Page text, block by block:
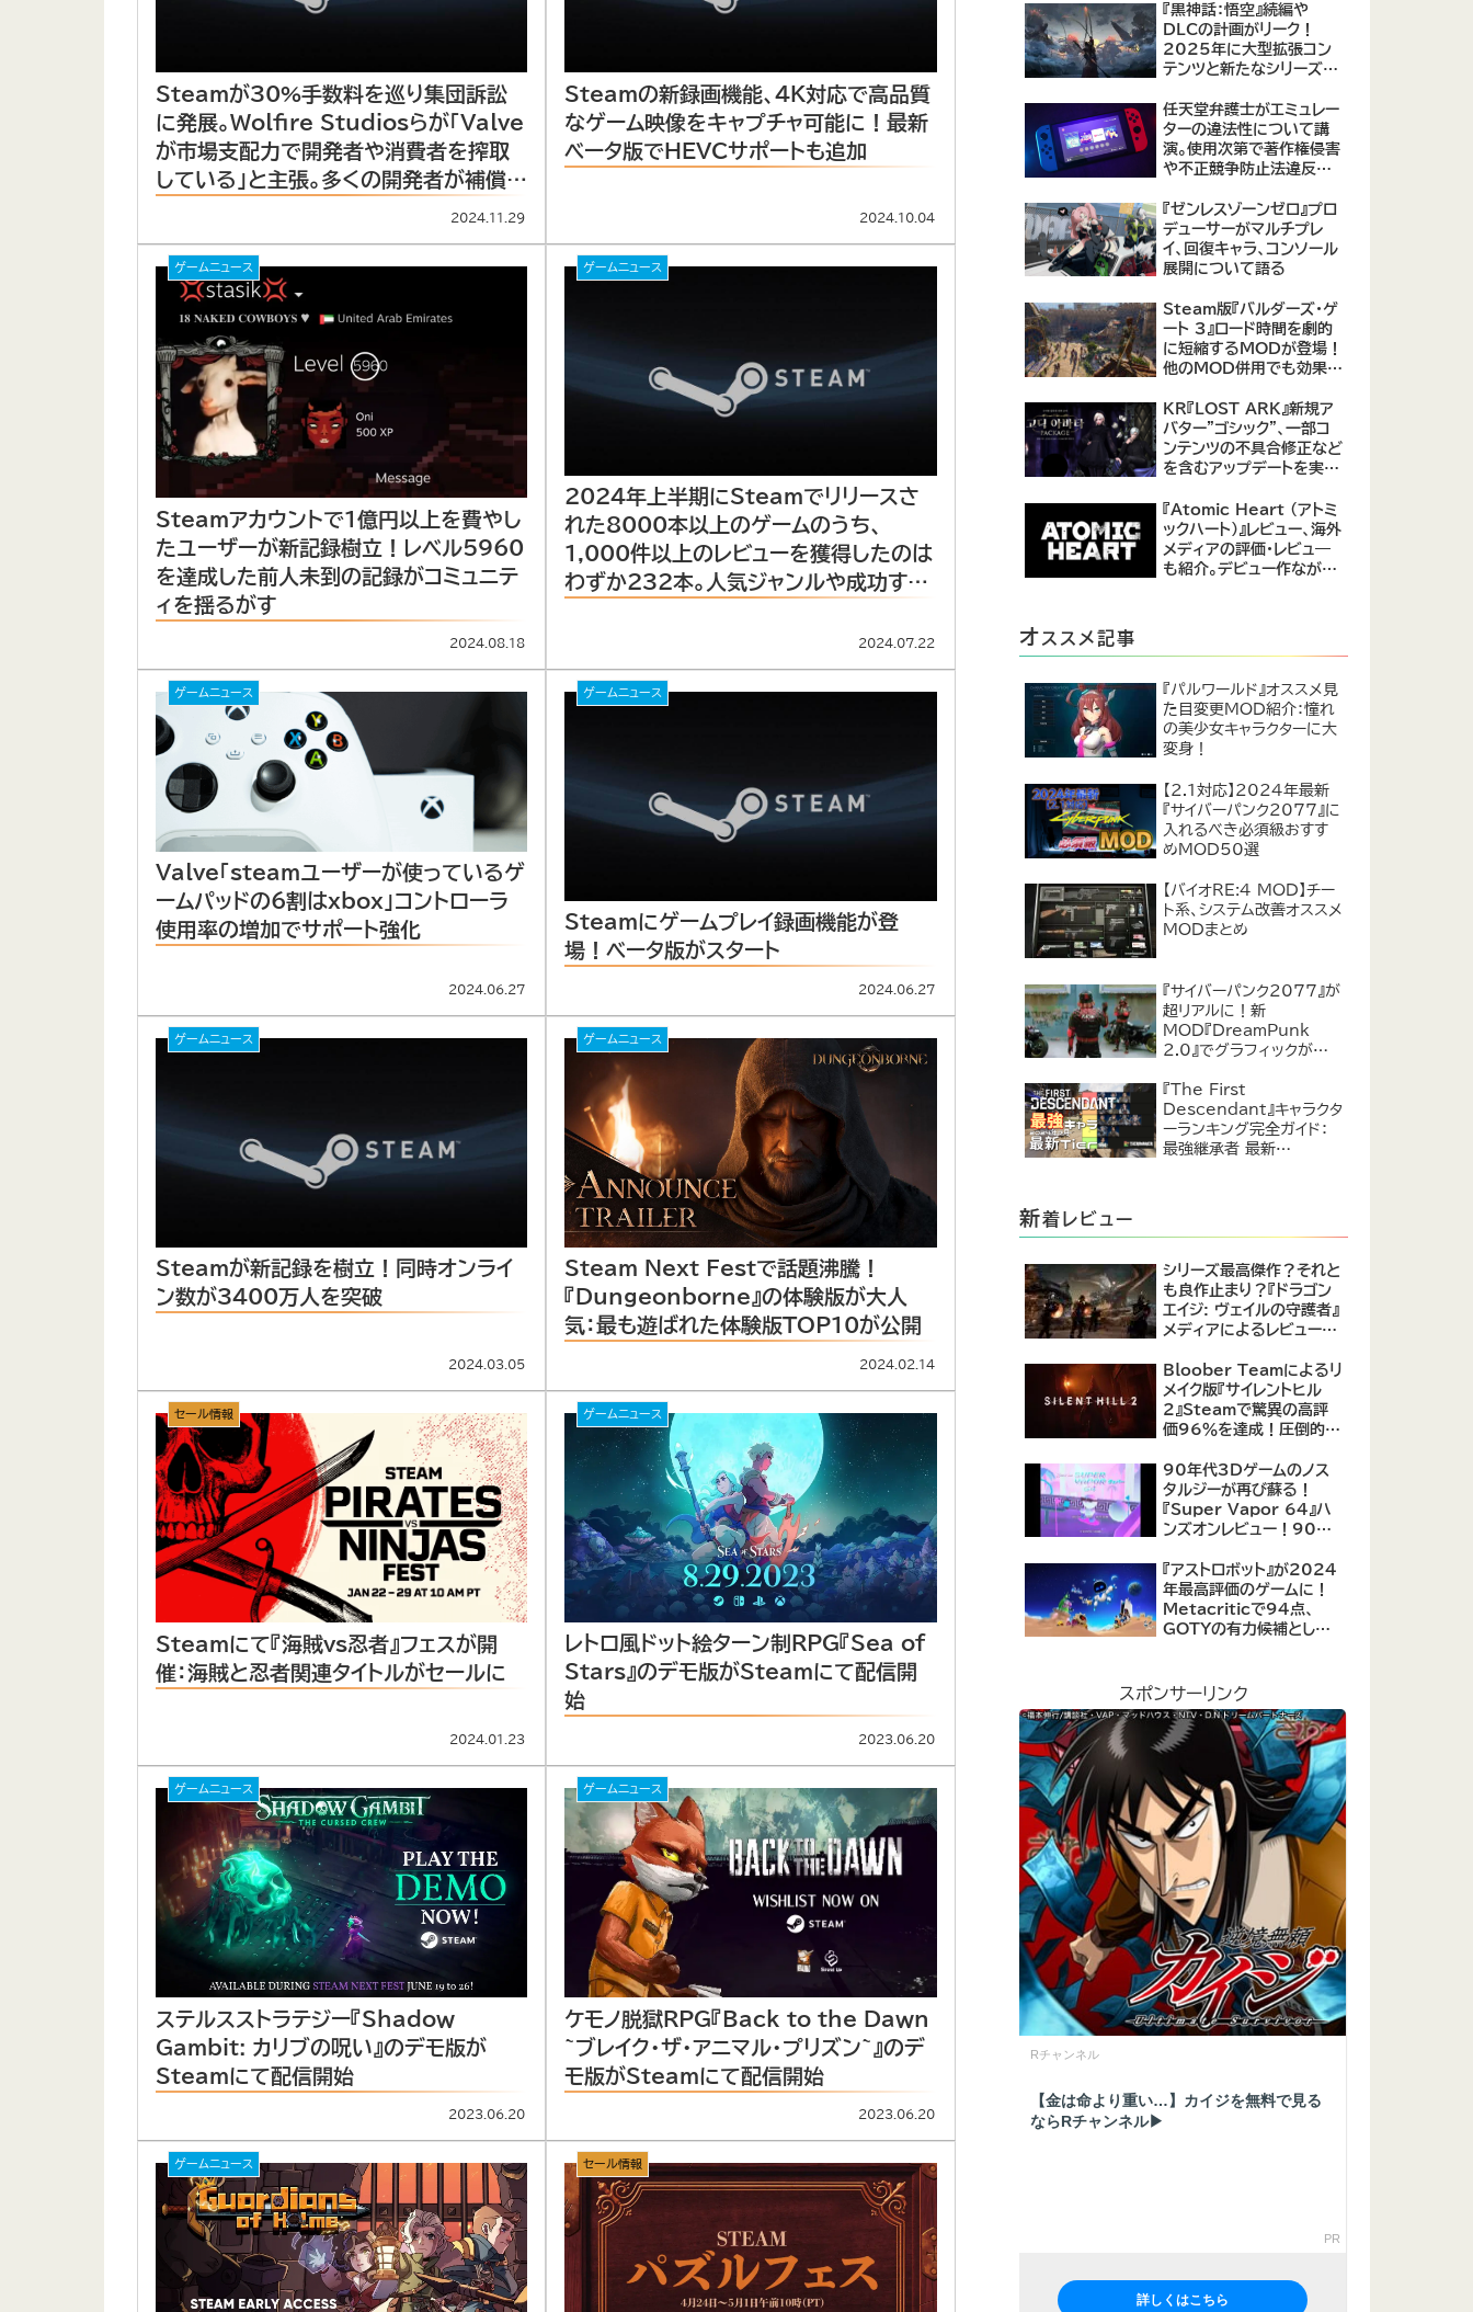
Steamが30%手数料を巡り集団訴訟
に発展。Wolfire Studiosらが「Valve
が市場支配力で開発者や消費者を搾取
している」と主張。多くの開発者が補償を
2024.11.29
Steamの新録画機能、4K対応で高品質
なゲーム映像をキャプチャ可能に！最新
ベータ版でHEVCサポートも追加
2024.10.04
ゲームニュース
Steamアカウントで1億円以上を費やし
たユーザーが新記録樹立！レベル5960
を達成した前人未到の記録がコミュニテ
ィを揺るがす
2024.08.18
ゲームニュース
2024年上半期にSteamでリリースさ
れた8000本以上のゲームのうち、
1,000件以上のレビューを獲得したのは
わずか232本。人気ジャンルや成功する
2024.07.22
ゲームニュース
Valve「steamユーザーが使っているゲ
ームパッドの6割はxbox」コントローラ
使用率の増加でサポート強化
2024.06.27
ゲームニュース
Steamにゲームプレイ録画機能が登
場！ベータ版がスタート
2024.06.27
ゲームニュース
Steamが新記録を樹立！同時オンライ
ン数が3400万人を突破
2024.03.05
ゲームニュース
Steam Next Festで話題沸騰！
『Dungeonborne』の体験版が大人
気：最も遊ばれた体験版TOP10が公開
2024.02.14
セール情報
Steamにて『海賊vs忍者』フェスが開
催：海賊と忍者関連タイトルがセールに
2024.01.23
ゲームニュース
レトロ風ドット絵ターン制RPG『Sea of
Stars』のデモ版がSteamにて配信開
始
2023.06.20
ゲームニュース
ステルスストラテジー『Shadow
Gambit: カリブの呪い』のデモ版が
Steamにて配信開始
2023.06.20
ゲームニュース
ケモノ脱獄RPG『Back to the Dawn
~ブレイク･ザ･アニマル･プリズン~』のデ
モ版がSteamにて配信開始
2023.06.20
ゲームニュース セール情報
表！
『黒神話：悟空』続編や
DLCの計画がリーク！
2025年に大型拡張コン
テンツと新たなシリーズ作
【09/17更新】
任天堂弁護士がエミュレー
ターの違法性について講
演。使用次第で著作権侵害
や不正競争防止法違反に
『ゼンレスゾーンゼロ』プロ
デューサーがマルチプレ
イ、回復キャラ、コンソール
展開について語る
Steam版『バルダーズ・ゲ
ート 3』ロード時間を劇的
に短縮するMODが登場！
他のMOD併用でも効果を
価
KR『LOST ARK』新規ア
バター"ゴシック"、一部コ
ンテンツの不具合修正など
を含むアップデートを実
『Atomic Heart (アトミ
ックハート)』レビュー、海外
メディアの評価・レビュ―
も紹介。デビュー作ながら
オ ススメ記事
『パルワールド』オススメ見
た目変更MOD紹介：憧れ
の美少女キャラクターに大
変身！
【2.1対応】2024年最新
『サイバーパンク2077』に
入れるべき必須級おすす
めMOD50選
【バイオRE:4 MOD】チー
ト系、システム改善オススメ
MODまとめ
『サイバーパンク2077』が
超リアルに！新
MOD『DreamPunk
2.0』でグラフィックが恐ろ
『The First
Descendant』キャラクタ
ーランキング完全ガイド：
最強継承者 最新
新着レビュー
シリーズ最高傑作？それと
も良作止まり？『ドラゴン
エイジ: ヴェイルの守護者』
メディアによるレビューが
ラクター育成システムは好
評、戦闘システムは賛否あ
り
Bloober Teamによるリ
メイク版『サイレントヒル
2』Steamで驚異の高評
価96％を達成！圧倒的な
の復活
90年代3Dゲームのノス
タルジーが再び蘇る！
『Super Vapor 64』ハ
ンズオンレビュー！90年
再現したノスタルジックア
クション
『アストロボット』が2024
年最高評価のゲームに！
Metacriticで94点、
GOTYの有力候補として
スポンサーリンク